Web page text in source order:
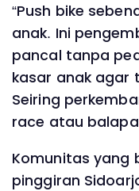
“Push bike
anak. Ini
pancal tanpa
kasar anak agar
Seiring
race atau
Komunitas yang
pinggiran